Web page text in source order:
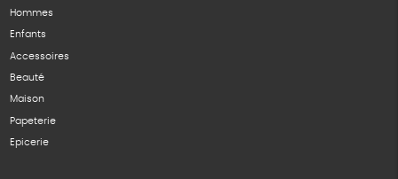
Hommes
Enfants
Accessoires
Beauté
Maison
Papeterie
Epicerie